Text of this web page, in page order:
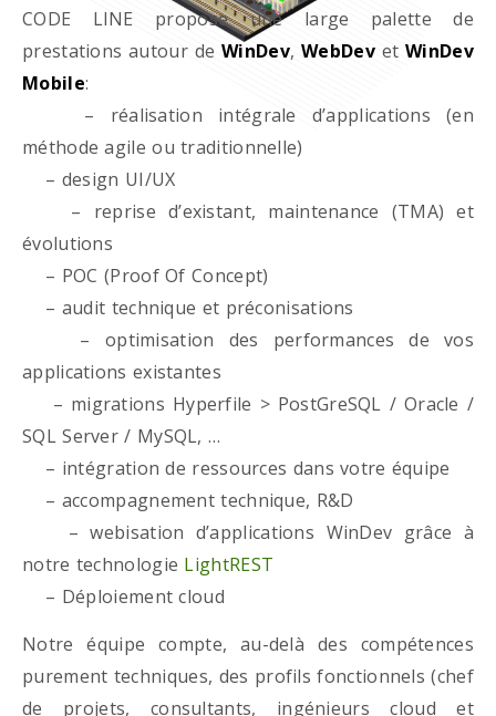
CODE LINE propose une large palette de
prestations autour deWinDev,WebDevet WinDev
Mobile:
– réalisation intégrale d’applications (en
méthode agile ou traditionnelle)
– design UI/UX
– reprise d’existant, maintenance (TMA) et
évolutions
– POC (Proof Of Concept)
– audit technique et préconisations
– optimisation des performances de vos
applications existantes
– migrations Hyperfile > PostGreSQL / Oracle /
SQL Server / MySQL, …
– intégration de ressources dans votre équipe
– accompagnement technique, R&D
– webisation d’applications WinDev grâce à
notre technologie LightREST
– Déploiement cloud
Notre équipe compte, au-delà des compétences
purement techniques, des profils fonctionnels (chef
de projets, consultants, ingénieurs cloud et